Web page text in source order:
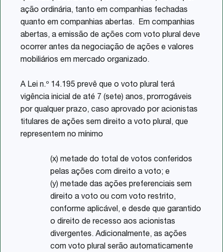
ação ordinária, tanto em companhias fechadas
quanto em companhias abertas. Em companhias
abertas, a emissão de ações com voto plural deve
ocorrer antes da negociação de ações e valores
mobiliários em mercado organizado.
A Lei n.º 14.195 prevê que o voto plural terá
vigência inicial de até 7 (sete) anos, prorrogáveis
por qualquer prazo, caso aprovado por acionistas
titulares de ações sem direito a voto plural, que
representem no mínimo
(x) metade do total de votos conferidos
pelas ações com direito a voto; e
(y) metade das ações preferenciais sem
direito a voto ou com voto restrito,
conforme aplicável, e desde que garantido
o direito de recesso aos acionistas
divergentes. Adicionalmente, as ações
com voto plural serão automaticamente